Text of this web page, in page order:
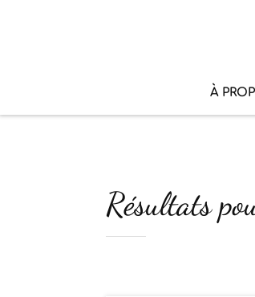
À
Résultats